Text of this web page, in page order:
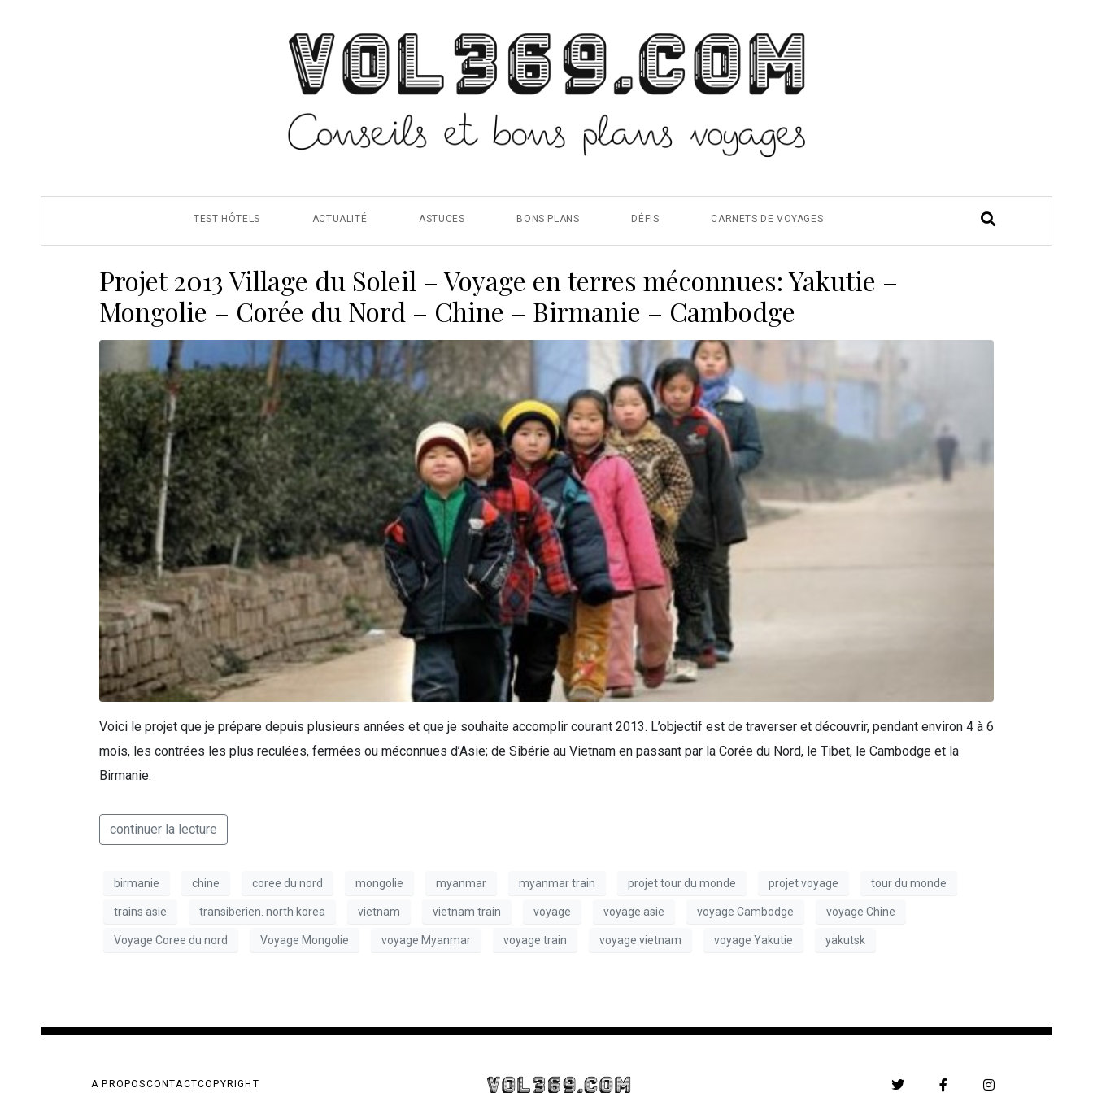
TEST HÔTELS ACTUALITÉ ASTUCES BONS PLANS DÉFIS CARNETS DE VOYAGES
Projet 2013 Village du Soleil – Voyage en terres méconnues: Yakutie –
Mongolie – Corée du Nord – Chine – Birmanie – Cambodge
Voici le projet que je prépare depuis plusieurs années et que je souhaite accomplir courant 2013. L’objectif est de traverser et découvrir, pendant environ 4 à 6
mois, les contrées les plus reculées, fermées ou méconnues d’Asie; de Sibérie au Vietnam en passant par la Corée du Nord, le Tibet, le Cambodge et la
Birmanie.
continuer la lecture
birmanie chine coree du nord mongolie myanmar myanmar train projet tour du monde projet voyage tour du monde
trains asie transiberien. north korea vietnam vietnam train voyage voyage asie voyage Cambodge voyage Chine
Voyage Coree du nord Voyage Mongolie voyage Myanmar voyage train voyage vietnam voyage Yakutie yakutsk
A PROPOSCONTACTCOPYRIGHT